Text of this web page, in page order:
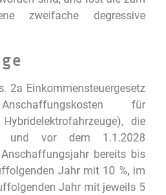
zweifache degressive
2a Einkommensteuergesetz
für
die
und vor dem 1.1.2028
bereits bis
Jahr mit 10 %, im
Jahr mit jeweils 5